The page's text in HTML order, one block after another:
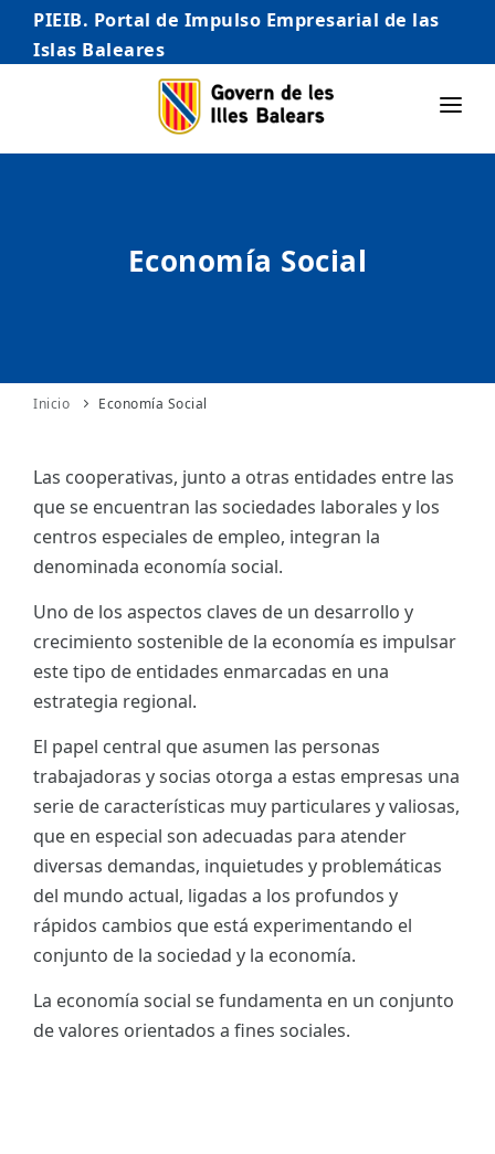
PIEIB. Portal de Impulso Empresarial de las
Islas Baleares
INICIO
AUTÓNOMO/AUTÓNOMA
INTERNACIONALIZACIÓN
ES
Economía Social
Inicio Economía Social
Las cooperativas, junto a otras entidades entre las
que se encuentran las sociedades laborales y los
centros especiales de empleo, integran la
denominada economía social.
Uno de los aspectos claves de un desarrollo y
crecimiento sostenible de la economía es impulsar
este tipo de entidades enmarcadas en una
estrategia regional.
El papel central que asumen las personas
trabajadoras y socias otorga a estas empresas una
serie de características muy particulares y valiosas,
que en especial son adecuadas para atender
diversas demandas, inquietudes y problemáticas
del mundo actual, ligadas a los profundos y
rápidos cambios que está experimentando el
conjunto de la sociedad y la economía.
La economía social se fundamenta en un conjunto
de valores orientados a fines sociales.